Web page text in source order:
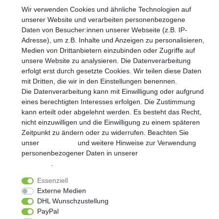
Widerrufs­recht Impressum Daten­schutz­erklärung
AGB Kontakt
© Copyright 2026 | Alle Rechte vorbehalten.
Realisierung und Umsetzung byeCommerce-factory
Wir verwenden Cookies und ähnliche Technologien auf
unserer Website und verarbeiten personenbezogene
Daten von Besucher:innen unserer Webseite (z.B. IP-
Adresse), um z.B. Inhalte und Anzeigen zu personalisieren,
Medien von Drittanbietern einzubinden oder Zugriffe auf
unsere Website zu analysieren. Die Datenverarbeitung
erfolgt erst durch gesetzte Cookies. Wir teilen diese Daten
mit Dritten, die wir in den Einstellungen benennen.
Die Datenverarbeitung kann mit Einwilligung oder aufgrund
eines berechtigten Interesses erfolgen. Die Zustimmung
kann erteilt oder abgelehnt werden. Es besteht das Recht,
nicht einzuwilligen und die Einwilligung zu einem späteren
Zeitpunkt zu ändern oder zu widerrufen. Beachten Sie
unser
und weitere Hinweise zur Verwendung
personenbezogener Daten in unserer
Essenziell
Externe Medien
DHL Wunschzustellung
PayPal